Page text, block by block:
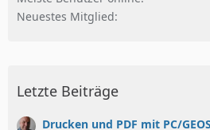
Neuestes Mitglied
Letzte Beiträge
Drucken und PDF mit PC/